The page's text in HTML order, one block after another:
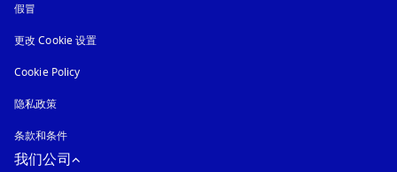
假冒
更改 Cookie 设置
Cookie Policy
隐私政策
条款和条件
我们公司